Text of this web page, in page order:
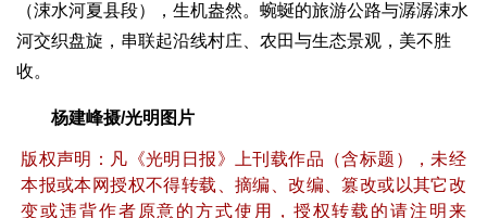
（涑水河夏县段），生机盎然。蜿蜒的旅游公路与潺潺涑水
河交织盘旋，串联起沿线村庄、农田与生态景观，美不胜
收。
杨建峰摄/光明图片
版权声明：凡《光明日报》上刊载作品（含标题），未经
本报或本网授权不得转载、摘编、改编、篡改或以其它改
变或违背作者原意的方式使用，授权转载的请注明来